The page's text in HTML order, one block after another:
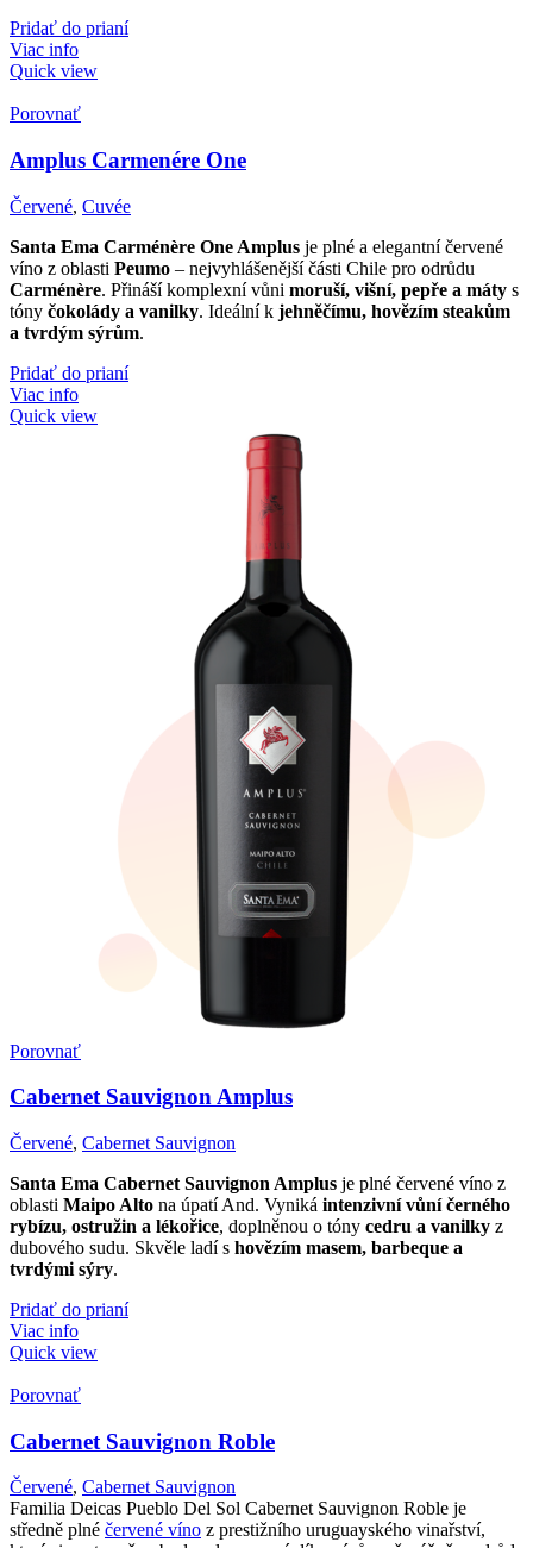
Pridať do prianí
Viac info
Quick view
Porovnať
Amplus Carmenére One
Červené, Cuvée
Santa Ema Carménère One Amplus je plné a elegantní červené
víno z oblasti Peumo – nejvyhlášenější části Chile pro odrůdu
Carménère. Přináší komplexní vůni moruší, višní, pepře a máty s
tóny čokolády a vanilky. Ideální k jehněčímu, hovězím steakům
a tvrdým sýrům.
Pridať do prianí
Viac info
Quick view
Porovnať
Cabernet Sauvignon Amplus
Červené, Cabernet Sauvignon
Santa Ema Cabernet Sauvignon Amplus je plné červené víno z
oblasti Maipo Alto na úpatí And. Vyniká intenzivní vůní černého
rybízu, ostružin a lékořice, doplněnou o tóny cedru a vanilky z
dubového sudu. Skvěle ladí s hovězím masem, barbeque a
tvrdými sýry.
Pridať do prianí
Viac info
Quick view
Porovnať
Cabernet Sauvignon Roble
Červené, Cabernet Sauvignon
Familia Deicas Pueblo Del Sol Cabernet Sauvignon Roble je
středně plné červené víno z prestižního uruguayského vinařství,